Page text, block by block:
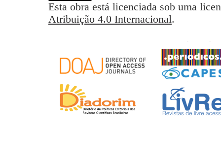
Esta obra está licenciada sob uma
Atribuição 4.0 Internacional.